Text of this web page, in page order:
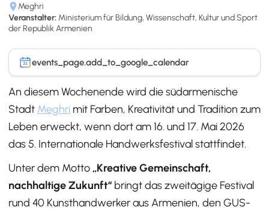
Meghri
Veranstalter: Ministerium für Bildung, Wissenschaft, Kultur und Sport
der Republik Armenien
31 events_page.add_to_google_calendar
An diesem Wochenende wird die südarmenische
Stadt Meghri mit Farben, Kreativität und Tradition zum
Leben erweckt, wenn dort am 16. und 17. Mai 2026
das 5. Internationale Handwerksfestival stattfindet.
Unter dem Motto „Kreative Gemeinschaft,
nachhaltige Zukunft“ bringt das zweitägige Festival
rund 40 Kunsthandwerker aus Armenien, den GUS-